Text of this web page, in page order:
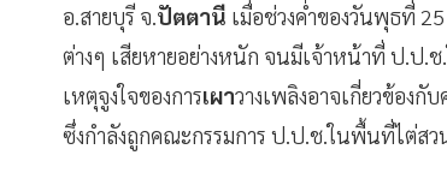
อ.สายบุรี จ.ปัตตานี เมื่อช่วงค่ำของวันพุธที่
ต่างๆ เสียหายอย่างหนัก จนมีเจ้าหน้าที่ ป.ป.
เหตุจูงใจของการเผาวางเพลิงอาจเกี่ยวข้องกั
ซึ่งกำลังถูกคณะกรรมการ ป.ป.ช.ในพื้นที่ไต่ส